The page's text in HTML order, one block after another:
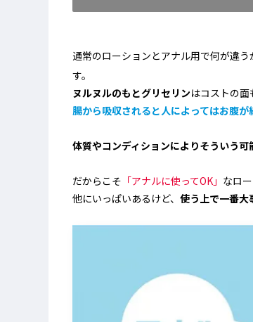
通常のローションとアナル用で何が違う
す。
ヌルヌルのもとグリセリンはコストの面
腸から吸収されると人によってはお腹が
体質やコンディションによりそういう可
だからこそ 「アナルに使ってOK」 なロ
他にいっぱいあるけど、 使う上で一番大